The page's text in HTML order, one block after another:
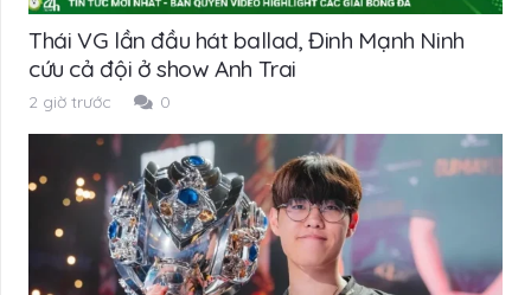
Thái VG lần đầu hát ballad, Đinh Mạnh Ninh
cứu cả đội ở show Anh Trai
2 giờ trước 0